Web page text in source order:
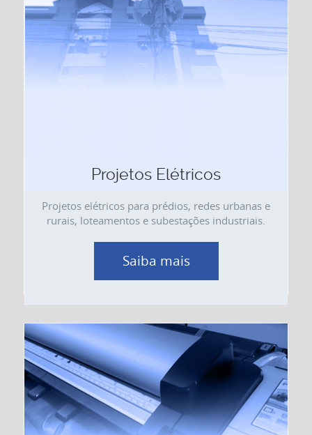
Projetos Elétricos
Projetos elétricos para prédios, redes urbanas e
rurais, loteamentos e subestações industriais.
Saiba mais